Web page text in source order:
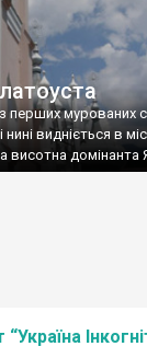
перших мурованих
видніється в
висотна домінанта